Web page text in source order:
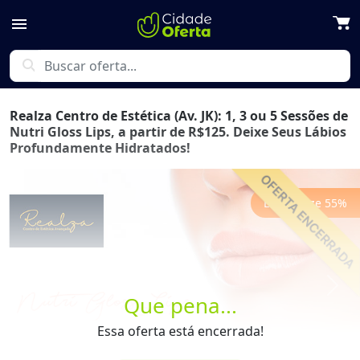
menu
search
Que pena...
Essa oferta está encerrada!
Realza Centro de Estética (Av. JK): 1, 3 ou 5 Sessões de
Nutri Gloss Lips, a partir de R$125. Deixe Seus Lábios
Profundamente Hidratados!
Economize 55%